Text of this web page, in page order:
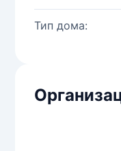
Тип дома: